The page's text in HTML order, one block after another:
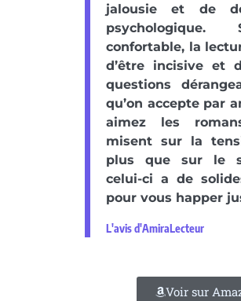
jalousie et de
confortable, la
d’être incisive et
questions
qu’on accepte par
aimez les
misent sur la
plus que sur le
celui-ci a de
pour vous happer
L'avis d'AmiraLecteur
Voir sur